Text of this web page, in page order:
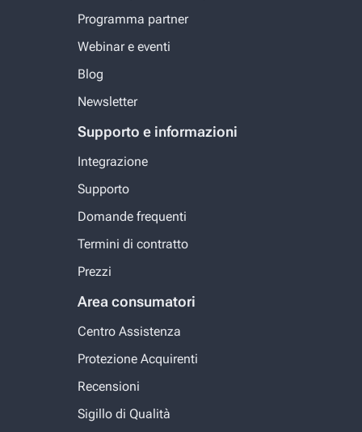
Programma partner
Webinar e eventi
Blog
Newsletter
Supporto e informazioni
Integrazione
Supporto
Domande frequenti
Termini di contratto
Prezzi
Area consumatori
Centro Assistenza
Protezione Acquirenti
Recensioni
Sigillo di Qualità